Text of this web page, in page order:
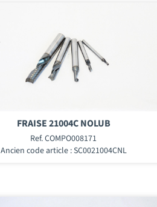
FRAISE 21004C NOLUB
Ref. COMPO008171
Ancien code article : SC0021004CNL